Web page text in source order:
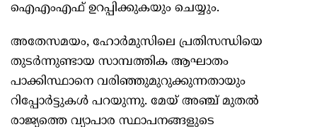
ഐഎംഎഫ് ഉറപ്പിക്കുകയും ചെയ്യും.
അതേസമയം, ഹോർമുസിലെ പ്രതിസന്ധിയെ
തുടർന്നുണ്ടായ സാമ്പത്തിക ആഘാതം
പാക്കിസ്ഥാനെ വരിഞ്ഞുമുറുക്കുന്നതായും
റിപ്പോർട്ടുകൾ പറയുന്നു. മേയ് അഞ്ച് മുതൽ
രാജ്യത്തെ വ്യാപാര സ്ഥാപനങ്ങളുടെ